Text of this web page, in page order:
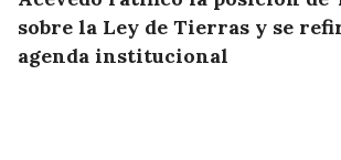
sobre la Ley de Tierras y se
agenda institucional